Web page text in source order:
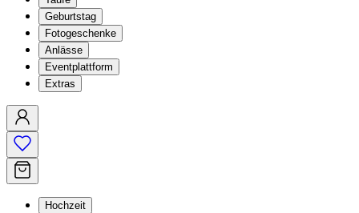
Geburtstag
Fotogeschenke
Anlässe
Eventplattform
Extras
Hochzeit